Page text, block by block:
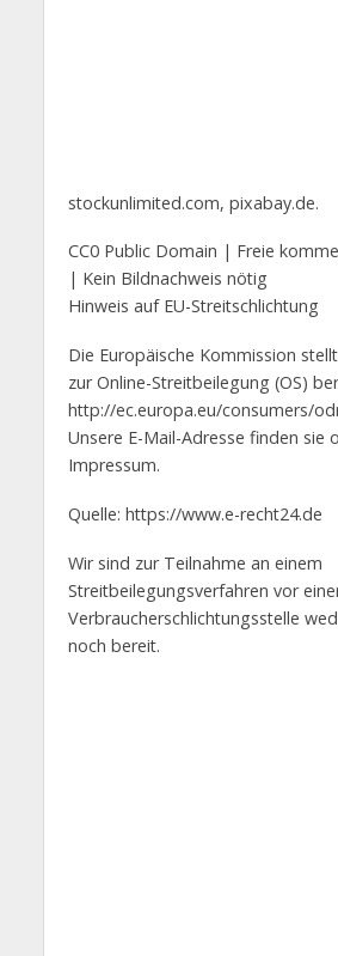
stockunlimited.com, pixabay.de.
CC0 Public Domain | Freie
| Kein Bildnachweis nötig
Hinweis auf EU-Streitschlichtung
Die Europäische Kommission
zur Online-Streitbeilegung (OS)
http://ec.europa.eu/consumers/
Unsere E-Mail-Adresse finden sie
Impressum.
Quelle: https://www.e-recht24.de
Wir sind zur Teilnahme an einem
Streitbeilegungsverfahren vor
Verbraucherschlichtungsstelle
noch bereit.